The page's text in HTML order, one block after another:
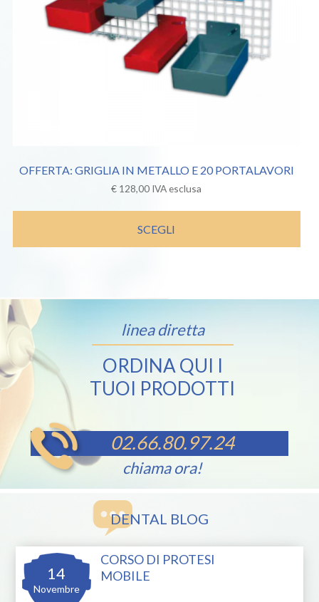
OFFERTA: GRIGLIA IN METALLO E 20 PORTALAVORI
€ 128,00 IVA esclusa
SCEGLI
linea diretta
ORDINA QUI I
TUOI PRODOTTI
02.66.80.97.24
chiama ora!
DENTAL BLOG
14
Novembre
CORSO DI PROTESI
MOBILE